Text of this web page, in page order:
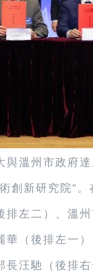
與溫州市政府
創新研究院”
排左二）、溫
華（後排左一
長汪馳（後排